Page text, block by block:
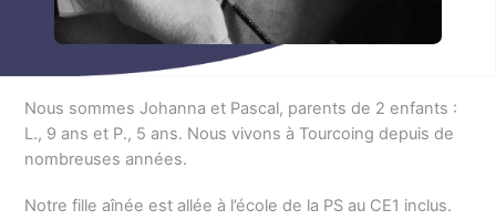
Nous sommes Johanna et Pascal, parents de 2 enfants :
L., 9 ans et P., 5 ans. Nous vivons à Tourcoing depuis de
nombreuses années.
Notre fille aînée est allée à l’école de la PS au CE1 inclus.